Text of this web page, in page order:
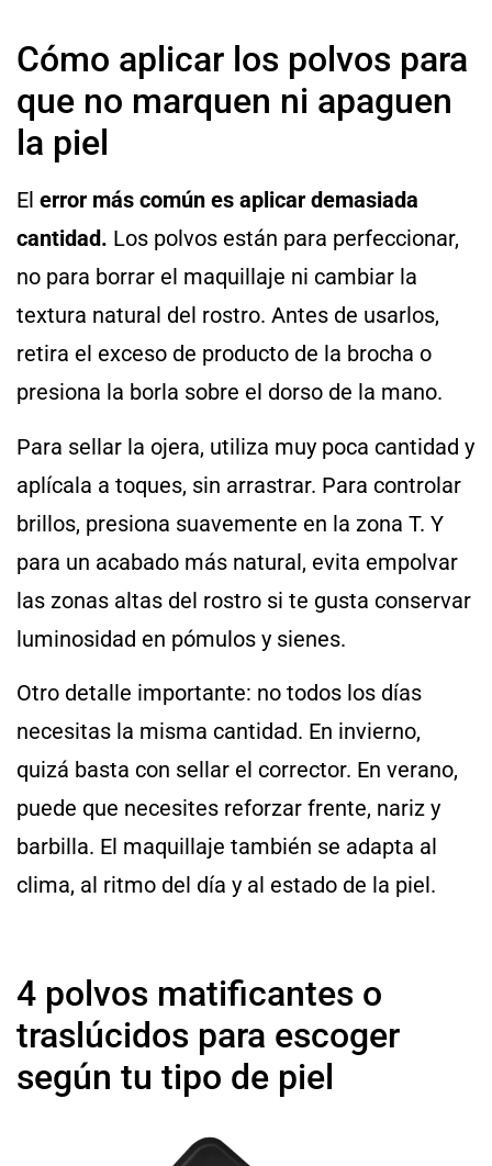
Cómo aplicar los polvos para
que no marquen ni apaguen
la piel
El error más común es aplicar demasiada
cantidad. Los polvos están para perfeccionar,
no para borrar el maquillaje ni cambiar la
textura natural del rostro. Antes de usarlos,
retira el exceso de producto de la brocha o
presiona la borla sobre el dorso de la mano.
Para sellar la ojera, utiliza muy poca cantidad y
aplícala a toques, sin arrastrar. Para controlar
brillos, presiona suavemente en la zona T. Y
para un acabado más natural, evita empolvar
las zonas altas del rostro si te gusta conservar
luminosidad en pómulos y sienes.
Otro detalle importante: no todos los días
necesitas la misma cantidad. En invierno,
quizá basta con sellar el corrector. En verano,
puede que necesites reforzar frente, nariz y
barbilla. El maquillaje también se adapta al
clima, al ritmo del día y al estado de la piel.
4 polvos matificantes o
traslúcidos para escoger
según tu tipo de piel